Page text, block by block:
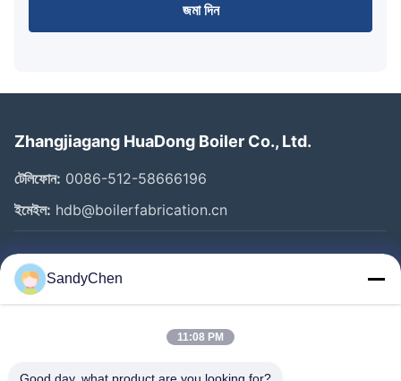
জমা দিন
Zhangjiagang HuaDong Boiler Co., Ltd.
টেলিফোন: 0086-512-58666196
ইমেইল: hdb@boilerfabrication.cn
গুরুত্বপূর্ণ সংযোগ
বাড়ি
ভিডিও
SandyChen
11:08 PM